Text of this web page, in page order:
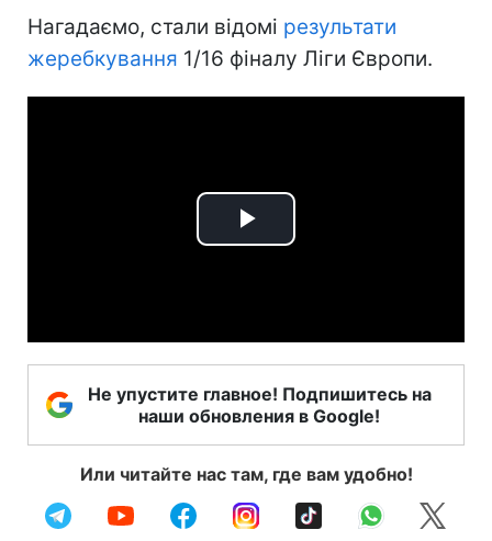
Нагадаємо, стали відомі результати
жеребкування 1/16 фіналу Ліги Європи.
Play
Не упустите главное! Подпишитесь на
наши обновления в Google!
Или читайте нас там, где вам удобно!